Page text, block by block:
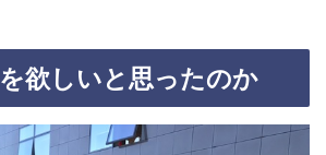
欲しいと思ったのか